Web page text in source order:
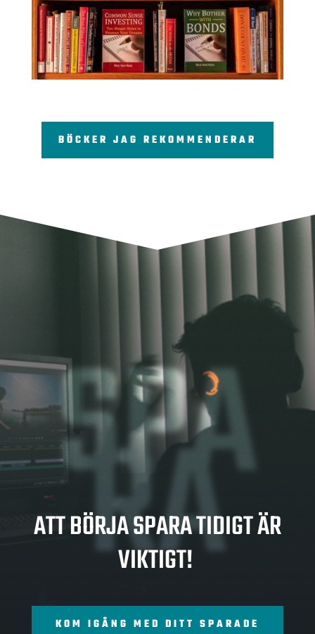
BÖCKER JAG REKOMMENDERAR
SPA
RA
ATT BÖRJA SPARA TIDIGT ÄR
VIKTIGT!
KOM IGÅNG MED DITT SPARADE